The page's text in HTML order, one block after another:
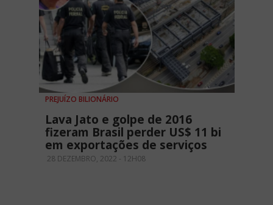
PREJUÍZO BILIONÁRIO
Lava Jato e golpe de 2016
fizeram Brasil perder US$ 11 bi
em exportações de serviços
28 DEZEMBRO, 2022 - 12H08